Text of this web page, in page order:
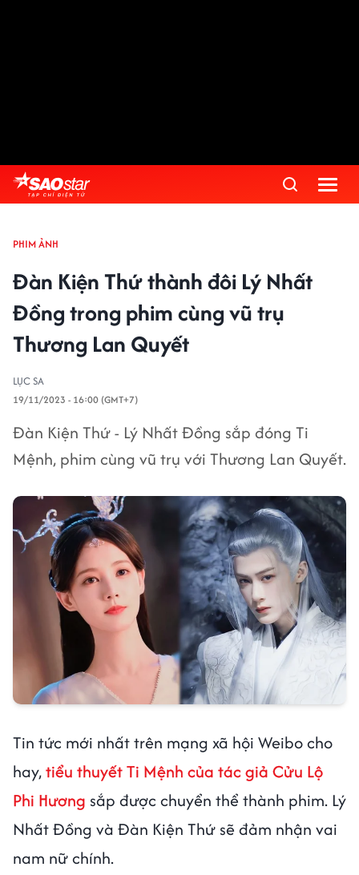
PHIM ẢNH
Đàn Kiện Thứ thành đôi Lý Nhất
Đồng trong phim cùng vũ trụ
Thương Lan Quyết
LỤC SA
19/11/2023 - 16:00 (GMT+7)
Đàn Kiện Thứ - Lý Nhất Đồng sắp đóng Ti
Mệnh, phim cùng vũ trụ với Thương Lan Quyết.
Tin tức mới nhất trên mạng xã hội Weibo cho
hay,tiểu thuyếtTi Mệnh của tác giả Cửu Lộ
Phi Hương sắp được chuyển thể thành phim. Lý
Nhất Đồng và Đàn Kiện Thứ sẽ đảm nhận vai
nam nữ chính.